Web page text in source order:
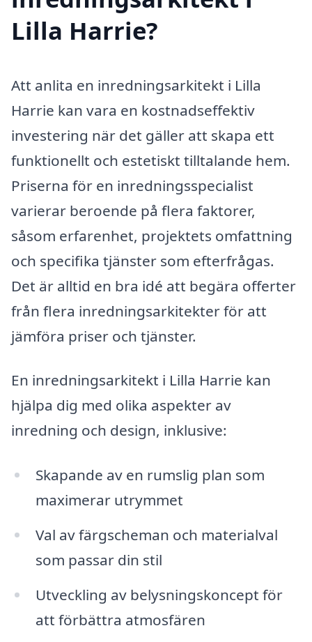
Lilla Harrie?
Att anlita en inredningsarkitekt i Lilla
Harrie kan vara en kostnadseffektiv
investering när det gäller att skapa ett
funktionellt och estetiskt tilltalande hem.
Priserna för en inredningsspecialist
varierar beroende på flera faktorer,
såsom erfarenhet, projektets omfattning
och specifika tjänster som efterfrågas.
Det är alltid en bra idé att begära offerter
från flera inredningsarkitekter för att
jämföra priser och tjänster.
En inredningsarkitekt i Lilla Harrie kan
hjälpa dig med olika aspekter av
inredning och design, inklusive:
Skapande av en rumslig plan som
maximerar utrymmet
Val av färgscheman och materialval
som passar din stil
Utveckling av belysningskoncept för
att förbättra atmosfären